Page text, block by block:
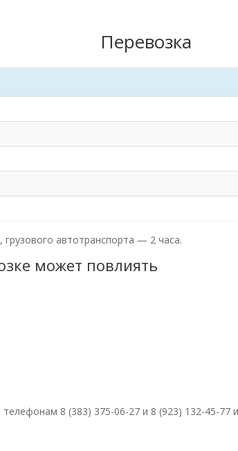
Перевозка
автотранспорта — 2 часа.
может повлиять
8 (383) 375-06-27 и 8 (923) 132-45-